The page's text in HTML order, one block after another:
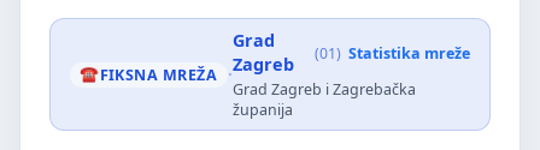
FIKSNA MREŽA ·
Grad
Zagreb
(01) Statistika mreže
Grad Zagreb i Zagrebačka
županija